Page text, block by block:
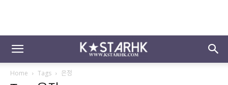
Home Tags 은정